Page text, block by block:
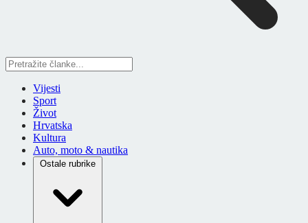
Vijesti
Sport
Život
Hrvatska
Kultura
Auto, moto & nautika
Ostale rubrike